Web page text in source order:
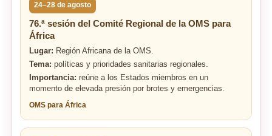
24–28 de agosto
76.ª sesión del Comité Regional de la OMS para
África
Lugar: Región Africana de la OMS.
Tema: políticas y prioridades sanitarias regionales.
Importancia: reúne a los Estados miembros en un
momento de elevada presión por brotes y emergencias.
OMS para África